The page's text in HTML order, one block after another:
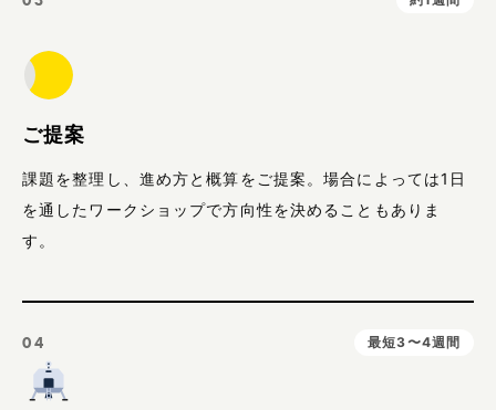
ご提案
課題を整理し、進め方と概算をご提案。場合によっては1日
を通したワークショップで方向性を決めることもありま
す。
04 最短3〜4週間